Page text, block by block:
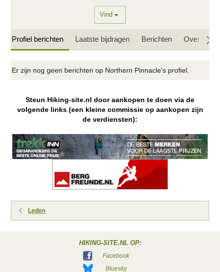
Vind
Profiel berichten Laatste bijdragen Berichten Over mij
Er zijn nog geen berichten op Northern Pinnacle's profiel.
Steun Hiking-site.nl door aankopen te doen via de
volgende links (een kleine commissie op aankopen zijn
de verdiensten):
Leden
HIKING-SITE.NL OP:
Facebook
Bluesky